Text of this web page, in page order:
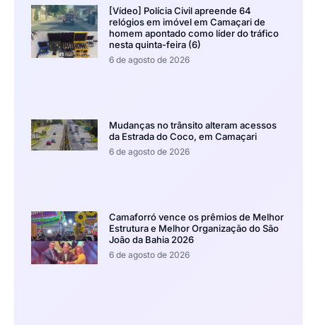
[Vídeo] Polícia Civil apreende 64
relógios em imóvel em Camaçari de
homem apontado como líder do tráfico
nesta quinta-feira (6)
6 de agosto de 2026
Mudanças no trânsito alteram acessos
da Estrada do Coco, em Camaçari
6 de agosto de 2026
Camaforró vence os prêmios de Melhor
Estrutura e Melhor Organização do São
João da Bahia 2026
6 de agosto de 2026